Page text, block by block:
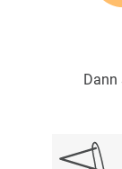
Dann